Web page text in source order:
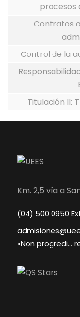
procesos
Contratos
Control de la
Titulación II:
Km. 2,5 vía a
(04) 500 0950
«Non progredi…